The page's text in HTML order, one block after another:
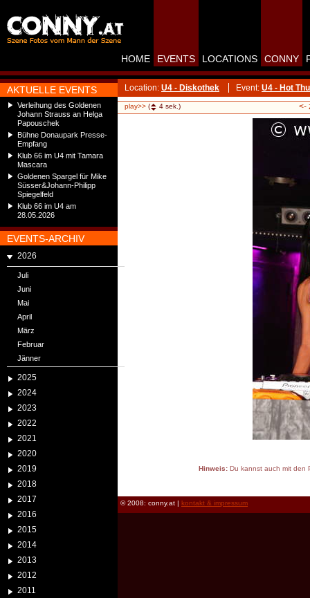
AKTUELLE EVENTS
Verleihung des Goldenen
Johann Strauss an Helga
Papouschek
Bühne Donaupark Presse-
Empfang
Klub 66 im U4 mit Tamara
Mascara
Goldenen Spargel für Mike
Süsser&Johann-Philipp
Spiegelfeld
Klub 66 im U4 am
28.05.2026
EVENTS-ARCHIV
2026
Juli
Juni
Mai
April
März
Februar
Jänner
2025
2024
2023
2022
2021
2020
2019
2018
2017
2016
2015
2014
2013
2012
2011
HOME EVENTS LOCATIONS CONNY
Location: U4 - Diskothek Event: U4 - Hot
play>> ( 4 sek.) <-
Hinweis:Du kannst auch mit den
© 2008: conny.at | kontakt & impressum